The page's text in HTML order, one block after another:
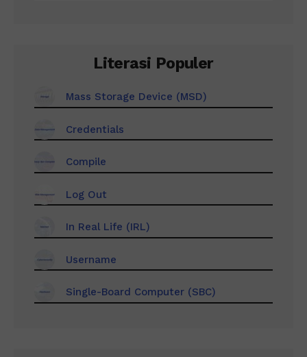
Literasi Populer
Mass Storage Device (MSD)
Credentials
Compile
Log Out
In Real Life (IRL)
Username
Single-Board Computer (SBC)